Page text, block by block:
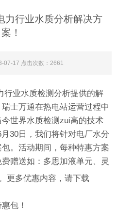
行业水质分析解决方
案！
07-17 点击次数：2661
行业水质检测分析提供的解
士万通在热电站运营过程中
世界水质检测zui高的技术
30日，我们将针对电厂水分
。活动期间，每种特惠方案
赠送如：多思加液单元、灵
更多优惠内容，请下载
惠包！